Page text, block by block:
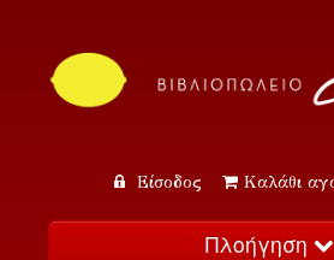
Είσοδος Καλάθι
Πλοήγηση